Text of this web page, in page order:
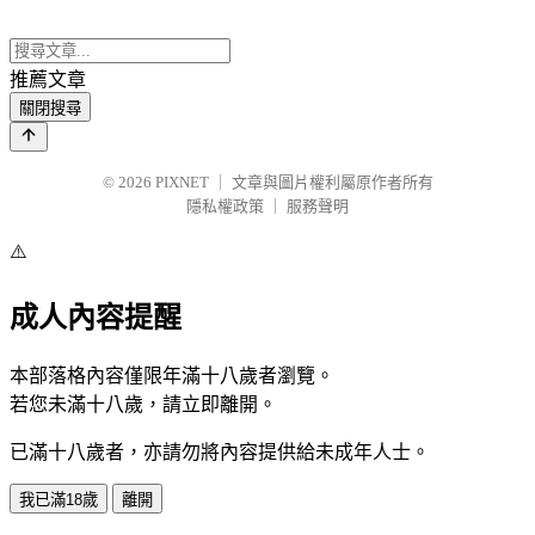
推薦文章
關閉搜尋
© 2026 PIXNET
文章與圖片權利屬原作者所有
隱私權政策
服務聲明
⚠️
成人內容提醒
本部落格內容僅限年滿十八歲者瀏覽。
若您未滿十八歲，請立即離開。
已滿十八歲者，亦請勿將內容提供給未成年人士。
我已滿18歲 離開